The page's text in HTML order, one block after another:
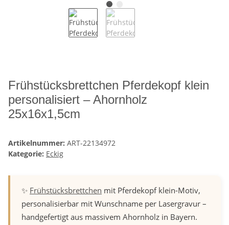
Frühstücksbrettchen Pferdekopf klein
personalisiert – Ahornholz
25x16x1,5cm
Artikelnummer: ART-22134972
Kategorie: Eckig
✨ Frühstücksbrettchen mit Pferdekopf klein-Motiv,
personalisierbar mit Wunschname per Lasergravur –
handgefertigt aus massivem Ahornholz in Bayern.